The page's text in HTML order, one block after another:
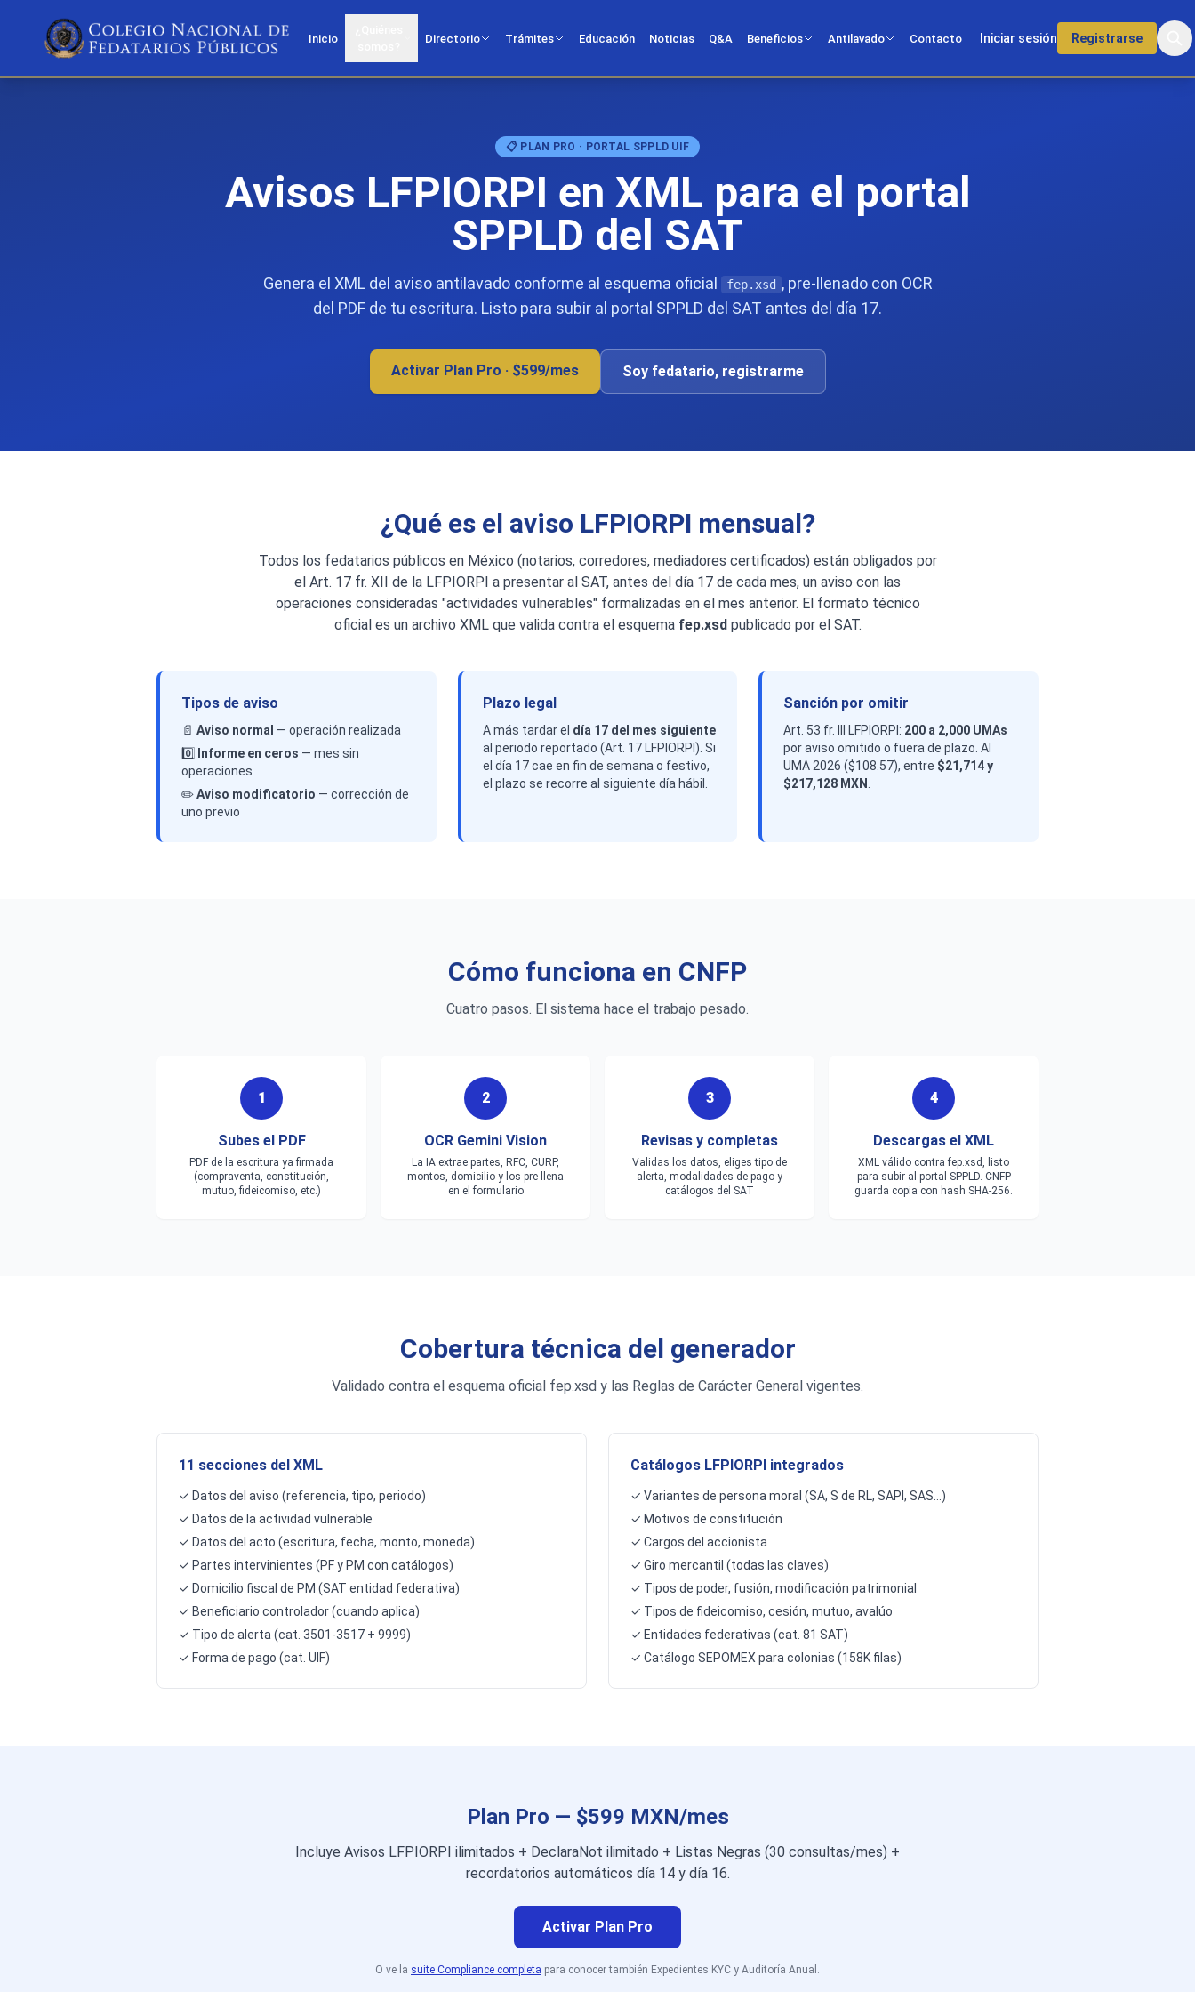
Inicio Directorio Trámites Educación Noticias Q&A Beneficios Antilavado Contacto Iniciar sesión Registrarse
📋 PLAN PRO · PORTAL SPPLD UIF
Avisos LFPIORPI en XML para el portal
SPPLD del SAT
Genera el XML del aviso antilavado conforme al esquema oficial fep.xsd , pre-llenado con OCR
del PDF de tu escritura. Listo para subir al portal SPPLD del SAT antes del día 17.
Activar Plan Pro · $599/mes Soy fedatario, registrarme
¿Qué es el aviso LFPIORPI mensual?
Todos los fedatarios públicos en México (notarios, corredores, mediadores certificados) están obligados por
el Art. 17 fr. XII de la LFPIORPI a presentar al SAT, antes del día 17 de cada mes, un aviso con las
operaciones consideradas "actividades vulnerables" formalizadas en el mes anterior. El formato técnico
oficial es un archivo XML que valida contra el esquema fep.xsdpublicado por el SAT.
Tipos de aviso
📄 Aviso normal — operación realizada
0️⃣
Informe en ceros — mes sin
operaciones
✏️Aviso modificatorio — corrección de
uno previo
Plazo legal
A más tardar el día 17 del mes siguiente
al periodo reportado (Art. 17 LFPIORPI). Si
el día 17 cae en fin de semana o festivo,
el plazo se recorre al siguiente día hábil.
Sanción por omitir
Art. 53 fr. III LFPIORPI: 200 a 2,000 UMAs
por aviso omitido o fuera de plazo. Al
UMA 2026 ($108.57), entre $21,714 y
$217,128 MXN
Cómo funciona en CNFP
Cuatro pasos. El sistema hace el trabajo pesado.
1
Subes el PDF
PDF de la escritura ya firmada
(compraventa, constitución,
mutuo, fideicomiso, etc.)
2
OCR Gemini Vision
La IA extrae partes, RFC, CURP,
montos, domicilio y los pre-llena
en el formulario
3
Revisas y completas
Validas los datos, eliges tipo de
alerta, modalidades de pago y
catálogos del SAT
4
Descargas el XML
XML válido contra fep.xsd, listo
para subir al portal SPPLD. CNFP
guarda copia con hash SHA-256.
Cobertura técnica del generador
Validado contra el esquema oficial fep.xsd y las Reglas de Carácter General vigentes.
11 secciones del XML
✓ Datos del aviso (referencia, tipo, periodo)
✓ Datos de la actividad vulnerable
✓ Datos del acto (escritura, fecha, monto, moneda)
✓ Partes intervinientes (PF y PM con catálogos)
✓ Domicilio fiscal de PM (SAT entidad federativa)
✓ Beneficiario controlador (cuando aplica)
✓ Tipo de alerta (cat. 3501-3517 + 9999)
✓ Forma de pago (cat. UIF)
Catálogos LFPIORPI integrados
✓ Variantes de persona moral (SA, S de RL, SAPI, SAS…)
✓ Motivos de constitución
✓ Cargos del accionista
✓ Giro mercantil (todas las claves)
✓ Tipos de poder, fusión, modificación patrimonial
✓ Tipos de fideicomiso, cesión, mutuo, avalúo
✓ Entidades federativas (cat. 81 SAT)
✓ Catálogo SEPOMEX para colonias (158K filas)
Plan Pro — $599 MXN/mes
Incluye Avisos LFPIORPI ilimitados + DeclaraNot ilimitado + Listas Negras (30 consultas/mes) +
recordatorios automáticos día 14 y día 16.
Activar Plan Pro
O ve la suite Compliance completa para conocer también Expedientes KYC y Auditoría Anual.